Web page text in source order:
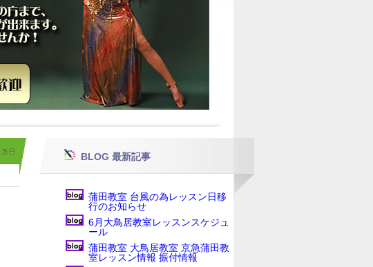
26日 BLOG 最新記事
蒲田教室 台風の為レッスン日移
行のお知らせ
6月大鳥居教室レッスンスケジュ
ール
蒲田教室 大鳥居教室 京急蒲田教
室レッスン情報 振付情報